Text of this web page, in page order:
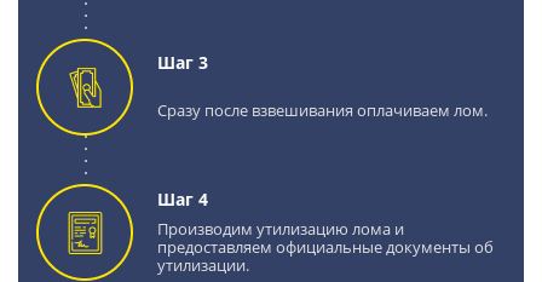
Шаг 3
Сразу после взвешивания оплачиваем лом.
Шаг 4
Производим утилизацию лома и
предоставляем официальные документы об
утилизации.